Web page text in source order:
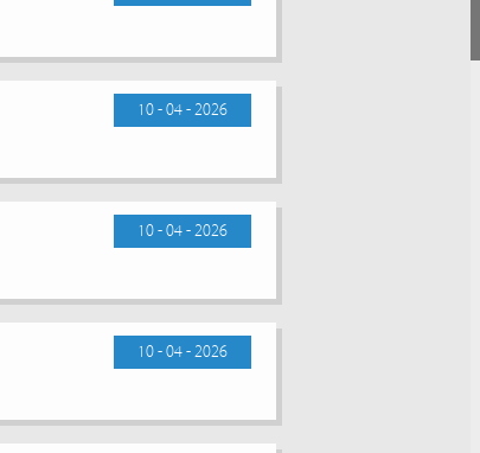
10 - 04 - 2026
10 - 04 - 2026
10 - 04 - 2026